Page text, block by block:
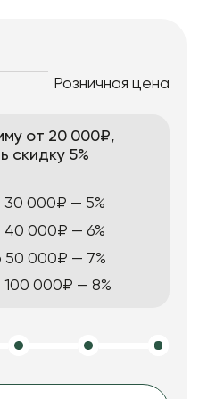
Розничная цена
от 20 000₽,
скидку 5%
000₽ — 5%
000₽ — 6%
000₽ — 7%
000₽ — 8%